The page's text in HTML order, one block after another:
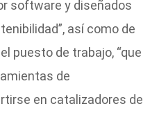
software y diseñados
así como de
puesto de trabajo, “que
de
en catalizadores de